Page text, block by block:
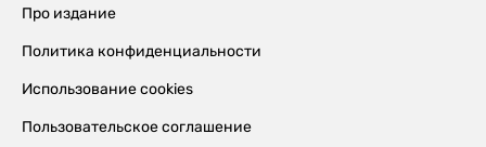
Про издание
Политика конфиденциальности
Использование cookies
Пользовательское соглашение